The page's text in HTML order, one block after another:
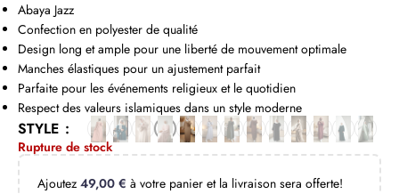
Abaya Jazz
Confection en polyester de qualité
Design long et ample pour une liberté de mouvement optimale
Manches élastiques pour un ajustement parfait
Parfaite pour les événements religieux et le quotidien
Respect des valeurs islamiques dans un style moderne
STYLE
Rupture de stock
Ajoutez 49,00 € à votre panier et la livraison sera offerte!